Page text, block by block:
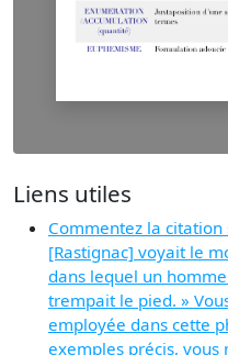
Liens utiles
Commentez la
[Rastignac] voyait le
dans lequel un
trempait le pied. »
employée dans cette
exemples précis,